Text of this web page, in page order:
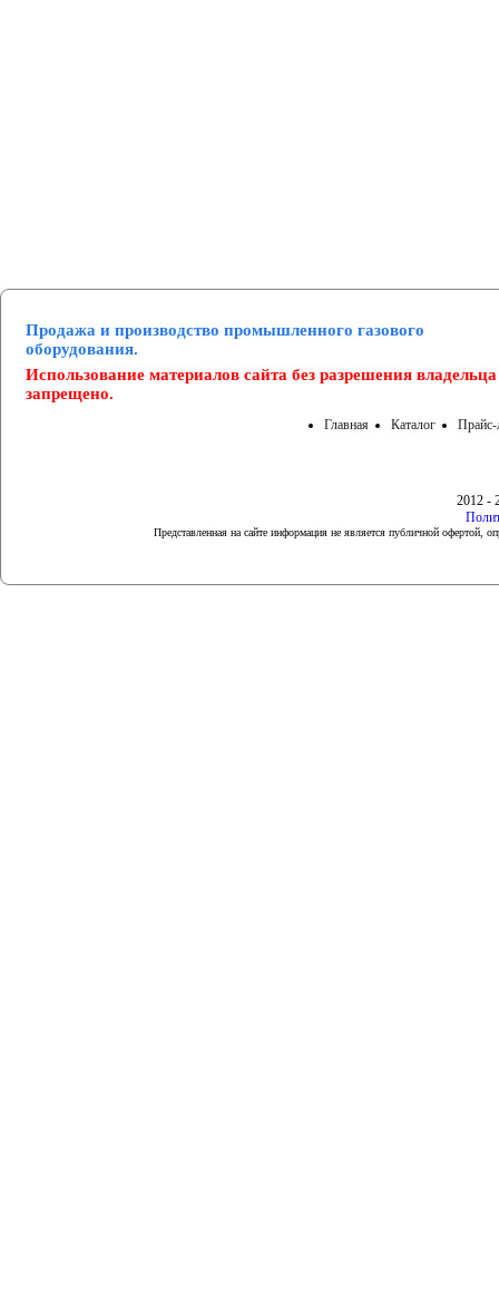
Продажа и производство промышленного газового
оборудования.
Использование материалов сайта без разрешения владельца
запрещено.
Главная Каталог Прайс-
2012 -
Представленная на сайте информация не является публичной